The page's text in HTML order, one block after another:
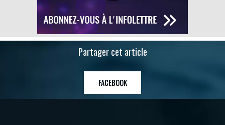
Partager cet article
FACEBOOK